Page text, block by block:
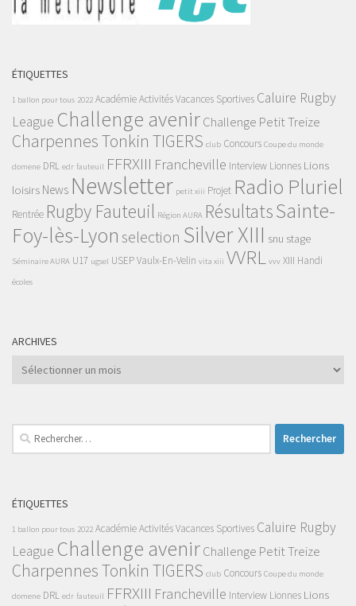
ÉTIQUETTES
1 ballon pour tous 2022 AcadémieActivités Vacances Sportives Caluire Rugby
League Challenge avenirChallenge Petit Treize
Charpennes Tonkin TIGERS club Concours Coupe du monde
domene DRL edr fauteuil FFRXIII Francheville Interview Lionnes Lions
loisirs News Newsletter petit xiii Projet Radio Pluriel
Rentrée Rugby Fauteuil Région AURA RésultatsSainte-
Foy-lès-Lyon selection Silver XIII snu stage
Séminaire AURA U17 ugsel USEPVaulx-En-Velin vita xiii VVRL vvv XIII Handi
écoles
ARCHIVES
Archives
Rechercher :
ÉTIQUETTES
1 ballon pour tous 2022 AcadémieActivités Vacances Sportives Caluire Rugby
League Challenge avenirChallenge Petit Treize
Charpennes Tonkin TIGERS club Concours Coupe du monde
domene DRL edr fauteuil FFRXIII Francheville Interview Lionnes Lions